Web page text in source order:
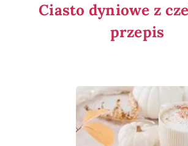
Ciasto dyniowe z
przepis